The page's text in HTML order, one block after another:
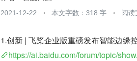
2021-12-22 本文字数：318 字 阅读
1.创新 | 飞桨企业版重磅发布智能边缘
https://ai.baidu.com/forum/topic/